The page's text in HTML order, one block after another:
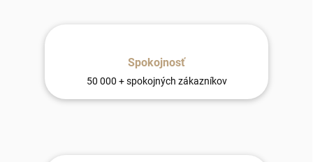
Spokojnosť
50 000 + spokojných zákazníkov